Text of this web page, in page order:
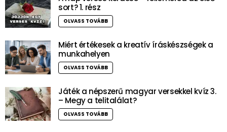
sort? 1. rész
OLVASS TOVÁBB
Miért értékesek a kreatív íráskészségek a
munkahelyen
OLVASS TOVÁBB
Játék a népszerű magyar versekkel kvíz 3.
– Megy a telitalálat?
OLVASS TOVÁBB